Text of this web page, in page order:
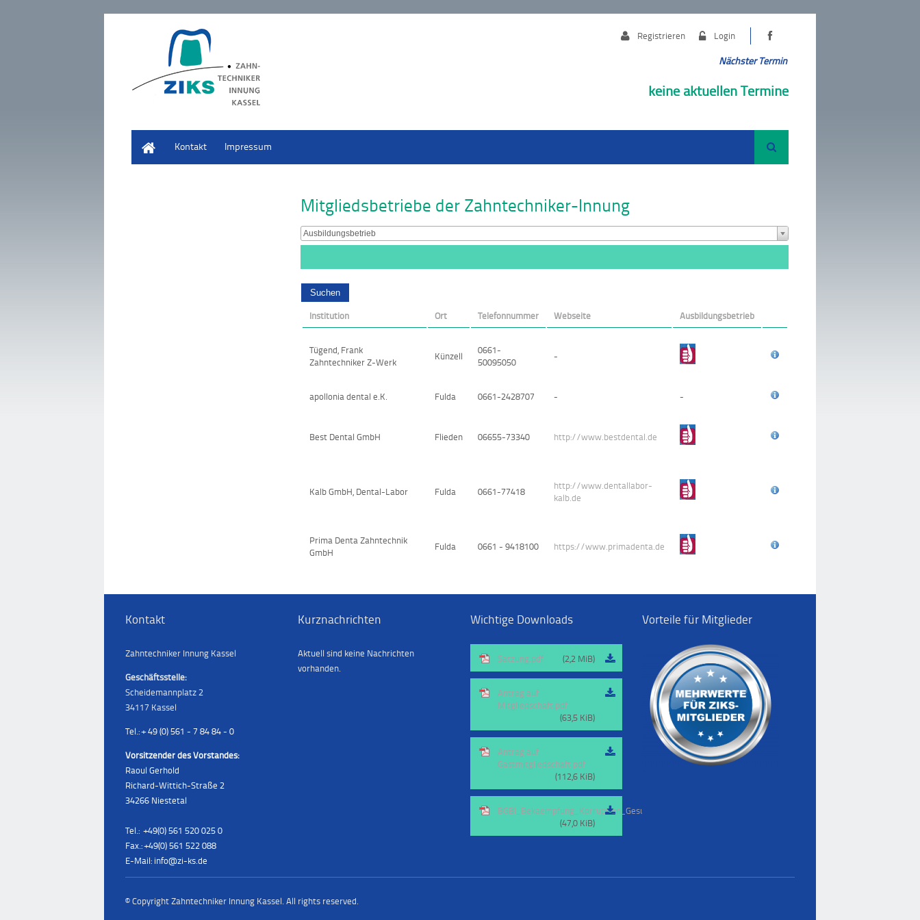
Registrieren Login
Nächster Termin
keine aktuellen Termine
Kontakt Impressum Suche
Mitgliedsbetriebe der Zahntechniker-Innung
Ausbildungsbetrieb
Institution Ort Telefonnummer Webseite Ausbildungsbetrieb
Tügend, Frank
Zahntechniker Z-Werk
Künzell
0661-
50095050
-
apollonia dental e.K. Fulda 0661-2428707 - -
Best Dental GmbH Flieden 06655-73340 http://www.bestdental.de
Kalb GmbH, Dental-Labor Fulda 0661-77418
http://www.dentallabor-
kalb.de
Prima Denta Zahntechnik
GmbH
Fulda 0661 - 9418100 https://www.primadenta.de
Kontakt
Zahntechniker Innung Kassel
Geschäftsstelle:
Scheidemannplatz 2
34117 Kassel
Tel.: + 49 (0) 561 - 7 84 84 - 0
Vorsitzender des Vorstandes:
Raoul Gerhold
Richard-Wittich-Straße 2
34266 Niestetal
Tel.: +49(0) 561 520 025 0
Fax.: +49(0) 561 522 088
E-Mail: info@zi-ks.de
Kurznachrichten
Aktuell sind keine Nachrichten
vorhanden.
Wichtige Downloads
Satzung.pdf (2,2 MiB)
Antrag auf
Mitgliedschaft.pdf
(63,5 KiB)
Antrag auf
Gastmitgliedschaft.pdf
(112,6 KiB)
BGBl_Bekaempfung_Korruption_Gesundheitswesen.pdf
(47,0 KiB)
Vorteile für Mitglieder
© Copyright Zahntechniker Innung Kassel. All rights reserved.